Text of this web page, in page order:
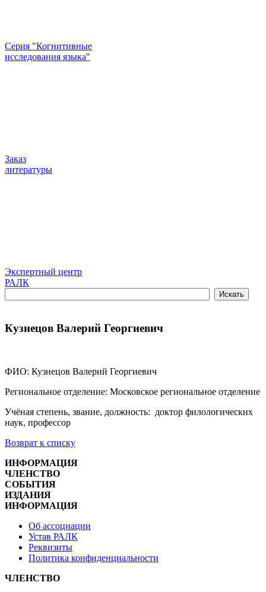
Серия "Когнитивные
исследования языка"
Заказ
литературы
Экспертный центр
РАЛК
Кузнецов Валерий Георгиевич
ФИО: Кузнецов Валерий Георгиевич
Региональное отделение: Московское региональное отделение
Учёная степень, звание, должность: доктор филологических
наук, профессор
Возврат к списку
ИНФОРМАЦИЯ
ЧЛЕНСТВО
СОБЫТИЯ
ИЗДАНИЯ
ИНФОРМАЦИЯ
Об ассоциации
Устав РАЛК
Реквизиты
Политика конфиденциальности
ЧЛЕНСТВО